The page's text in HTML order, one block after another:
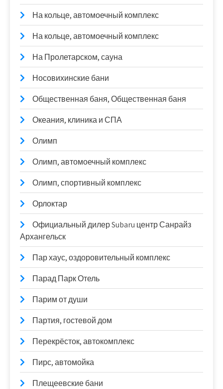
На кольце, автомоечный комплекс
На кольце, автомоечный комплекс
На Пролетарском, сауна
Носовихинские бани
Общественная баня, Общественная баня
Океания, клиника и СПА
Олимп
Олимп, автомоечный комплекс
Олимп, спортивный комплекс
Орлоктар
Официальный дилер Subaru центр Санрайз
Архангельск
Пар хаус, оздоровительный комплекс
Парад Парк Отель
Парим от души
Партия, гостевой дом
Перекрёсток, автокомплекс
Пирс, автомойка
Плещеевские бани